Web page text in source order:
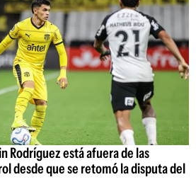
Rodríguez está afuera de las
desde que se retomó la disputa del